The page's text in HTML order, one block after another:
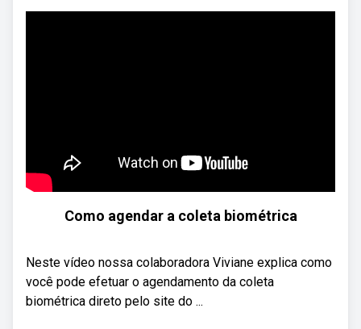
Como agendar a coleta biométrica
Neste vídeo nossa colaboradora Viviane explica como
você pode efetuar o agendamento da coleta
biométrica direto pelo site do ...